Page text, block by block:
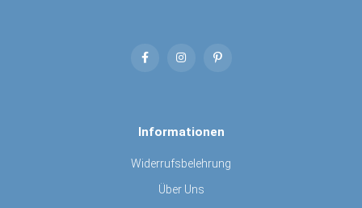
Informationen
Widerrufsbelehrung
Über Uns